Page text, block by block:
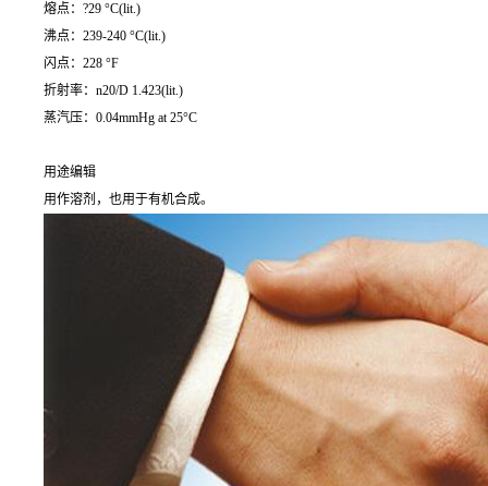
熔点：?29 °C(lit.)
沸点：239-240 °C(lit.)
闪点：228 °F
折射率：n20/D 1.423(lit.)
蒸汽压：0.04mmHg at 25°C
用途编辑
用作溶剂，也用于有机合成。